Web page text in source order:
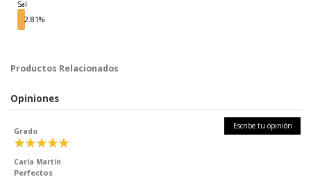
Sal
2.81%
Productos Relacionados
Opiniones
Escribe tu opinión
Grado
Carla Martín
Perfectos